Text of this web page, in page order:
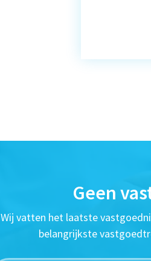
Geen
Wij vatten het laatste
belangrijkste